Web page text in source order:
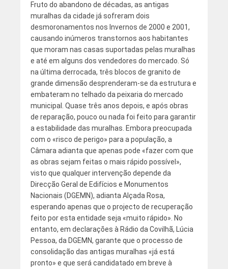
Fruto do abandono de décadas, as antigas
muralhas da cidade já sofreram dois
desmoronamentos nos Invernos de 2000 e 2001,
causando inúmeros transtornos aos habitantes
que moram nas casas suportadas pelas muralhas
e até em alguns dos vendedores do mercado. Só
na última derrocada, três blocos de granito de
grande dimensão desprenderam-se da estrutura e
embateram no telhado da peixaria do mercado
municipal. Quase três anos depois, e após obras
de reparação, pouco ou nada foi feito para garantir
a estabilidade das muralhas. Embora preocupada
com o «risco de perigo» para a população, a
Câmara adianta que apenas pode «fazer com que
as obras sejam feitas o mais rápido possível»,
visto que qualquer intervenção depende da
Direcção Geral de Edifícios e Monumentos
Nacionais (DGEMN), adianta Alçada Rosa,
esperando apenas que o projecto de recuperação
feito por esta entidade seja «muito rápido». No
entanto, em declarações à Rádio da Covilhã, Lúcia
Pessoa, da DGEMN, garante que o processo de
consolidação das antigas muralhas «já está
pronto» e que será candidatado em breve à